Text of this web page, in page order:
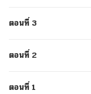
ตอนที่ 3
ตอนที่ 2
ตอนที่ 1